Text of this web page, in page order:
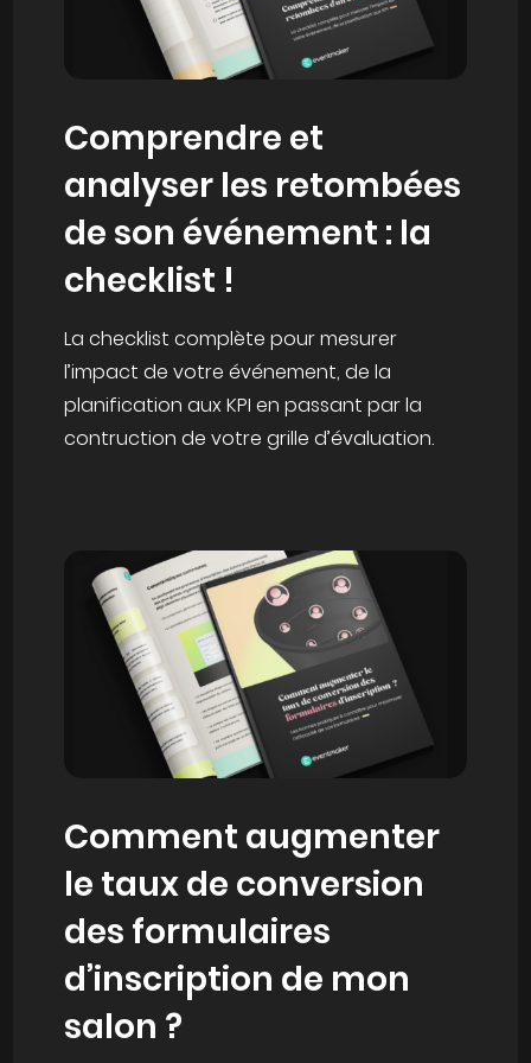
Comprendre et
analyser les retombées
de son événement : la
checklist !
La checklist complète pour mesurer
l’impact de votre événement, de la
planification aux KPI en passant par la
contruction de votre grille d’évaluation.
Comment augmenter
le taux de conversion
des formulaires
d’inscription de mon
salon ?